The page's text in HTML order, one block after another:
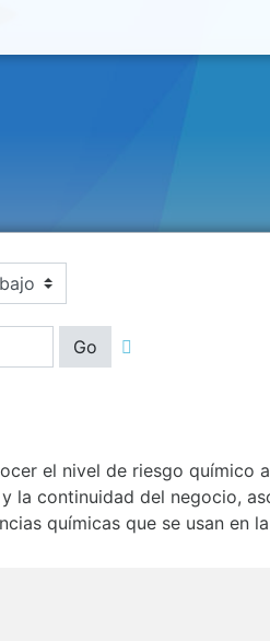
Go
el nivel de riesgo químico
la continuidad del negocio,
químicas que se usan en